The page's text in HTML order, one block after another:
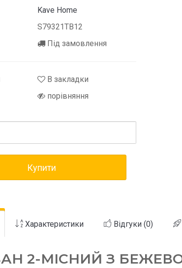
Kave Home
S79321TB12
Під замовлення
В закладки
порівняння
Купити
Характеристики Відгуки (0)
2-МІСНИЙ З